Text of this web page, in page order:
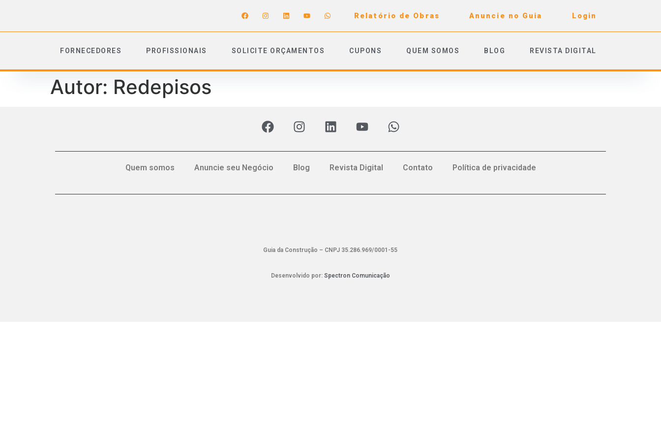
Relatório de Obras Anuncie no Guia Login
FORNECEDORES PROFISSIONAIS SOLICITE ORÇAMENTOS CUPONS QUEM SOMOS BLOG REVISTA DIGITAL
Autor: Redepisos
Quem somos Anuncie seu Negócio Blog Revista Digital Contato Política de privacidade
Guia da Construção – CNPJ 35.286.969/0001-55
Desenvolvido por: Spectron Comunicação